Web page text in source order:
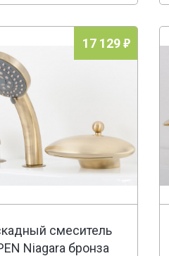
17 129
смеситель
Niagara бронза